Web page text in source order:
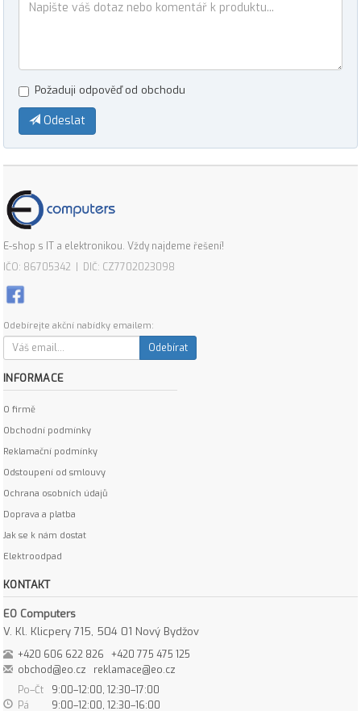
Požaduji odpověď od obchodu
Odeslat
E-shop s IT a elektronikou. Vždy najdeme řešení!
IČO: 86705342 | DIČ: CZ7702023098
Odebírejte akční nabídky emailem:
Odebírat
INFORMACE
O firmě
Obchodní podmínky
Reklamační podmínky
Odstoupení od smlouvy
Ochrana osobních údajů
Doprava a platba
Jak se k nám dostat
Elektroodpad
KONTAKT
EO Computers
V. Kl. Klicpery 715, 504 01 Nový Bydžov
+420 606 622 826
+420 775 475 125
obchod@eo.cz
reklamace@eo.cz
Po–Čt
9:00–12:00, 12:30–17:00
Pá
9:00–12:00, 12:30–16:00